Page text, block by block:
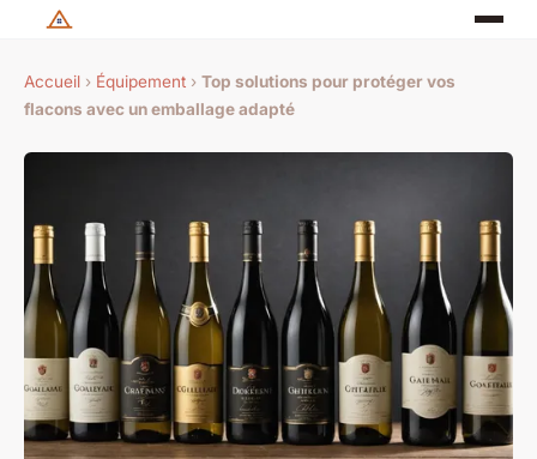
Accueil › Équipement › Top solutions pour protéger vos
flacons avec un emballage adapté